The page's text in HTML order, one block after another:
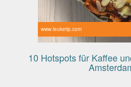
www.leuketip.com
10 Hotspots für Kaffee